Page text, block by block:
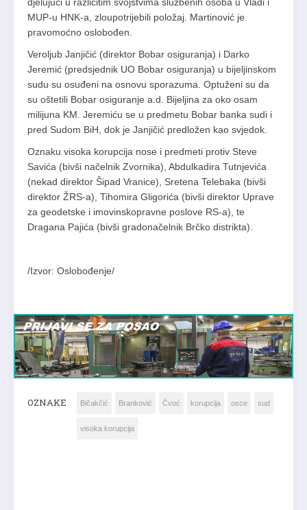
MUP-u HNK-a, zloupotrijebili položaj. Martinović je
pravomoćno oslobođen.
Veroljub Janjičić (direktor Bobar osiguranja) i Darko
Jeremić (predsjednik UO Bobar osiguranja) u bijeljinskom
sudu su osuđeni na osnovu sporazuma. Optuženi su da
su oštetili Bobar osiguranje a.d. Bijeljina za oko osam
milijuna KM. Jeremiću se u predmetu Bobar banka sudi i
pred Sudom BiH, dok je Janjičić predložen kao svjedok.
Oznaku visoka korupcija nose i predmeti protiv Steve
Savića (bivši načelnik Zvornika), Abdulkadira Tutnjevića
(nekad direktor Šipad Vranice), Sretena Telebaka (bivši
direktor ŽRS-a), Tihomira Gligorića (bivši direktor Uprave
za geodetske i imovinskopravne poslove RS-a), te
Dragana Pajića (bivši gradonačelnik Brčko distrikta).
/Izvor: Oslobođenje/
OZNAKE Bičakčić Branković Čvoć korupcija osce sud
visoka korupcija